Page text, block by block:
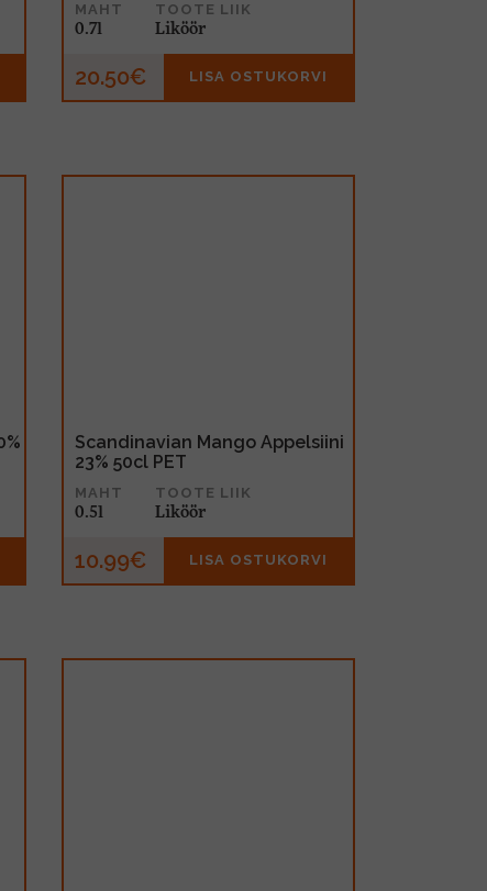
MAHT
0.7l
TOOTE LIIK
Liköör
20.50€ LISA OSTUKORVI
Scandinavian Mango Appelsiini
23% 50cl PET
MAHT
0.5l
TOOTE LIIK
Liköör
10.99€ LISA OSTUKORVI